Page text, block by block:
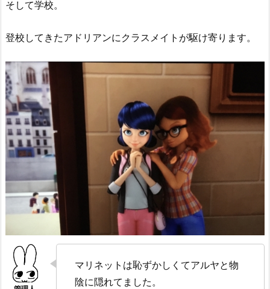
そして学校。
登校してきたアドリアンにクラスメイトが駆け寄ります。
マリネットは恥ずかしくてアルヤと物
陰に隠れてました。